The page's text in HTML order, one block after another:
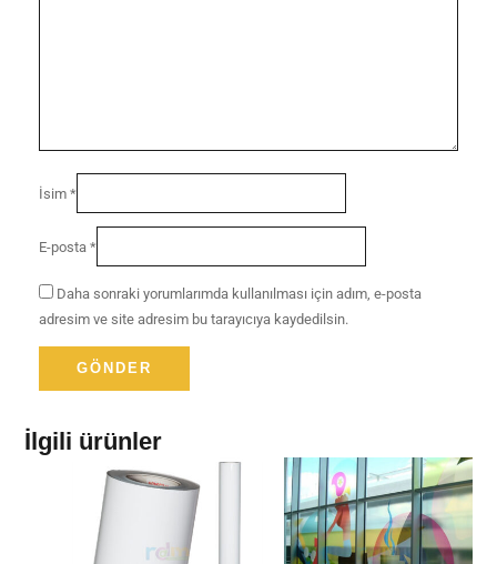
İsim*
E-posta*
Daha sonraki yorumlarımda kullanılması için adım, e-posta
adresim ve site adresim bu tarayıcıya kaydedilsin.
İlgili ürünler